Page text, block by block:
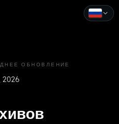
ОБНОВЛЕНИЕ
2026